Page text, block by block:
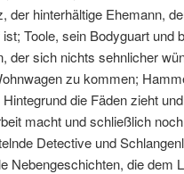
der hinterhältige Ehemann,
Toole, sein Bodyguart und
der sich nichts sehnlicher
zu kommen;
die Fäden zieht
macht und schließlich noch
Detective und
Nebengeschichten, die dem